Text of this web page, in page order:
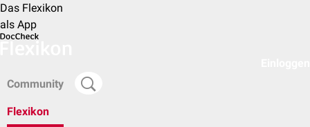
Das Flexikon
als App
Community
Flexikon